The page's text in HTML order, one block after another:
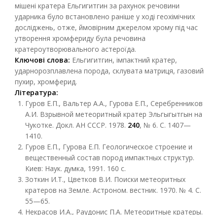
мішені кратера Ельгигитгин за рахунок речовини
ударника було встановлено раніше у ході геохімічних
досліджень, отже, ймовірним джерелом хрому під час
утворення хромфериду була речовина
кратероутворювального астероїда.
Ключові слова: Ельгигитгин, імпактний кратер,
ударнорозплавлена порода, склувата матриця, газовий
пухир, хромферид.
Література:
Гуров Е.П., Вальтер А.А., Гурова Е.П., Серебренников
А.И. Взрывной метеоритный кратер Эльгыгытгын на
Чукотке. Докл. АН СССР. 1978. 240, № 6. С. 1407—
1410.
Гуров Е.П., Гурова Е.П. Геологическое строение и
вещественный состав пород импактных структур.
Киев: Наук. думка, 1991. 160 с.
Зоткин И.Т., Цветков В.И. Поиски метеоритных
кратеров на Земле. Астроном. вестник. 1970. № 4. С.
55—65.
Некрасов И.А., Раудонис П.А. Метеоритные кратеры.